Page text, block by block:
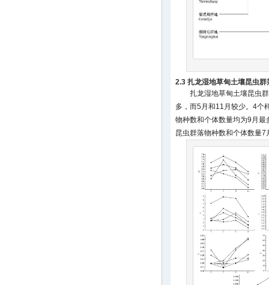
2.3 扎龙湿地草甸土壤昆虫群
扎龙湿地草甸土壤昆虫
多，而5月和11月较少。4个
物种数和个体数量均为9月
昆虫群落物种数和个体数量